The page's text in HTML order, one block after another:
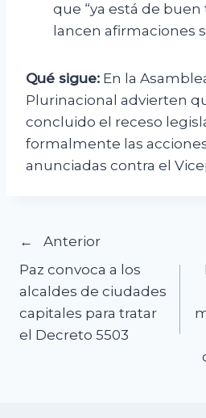
que “ya está de
lancen afirmaciones
Qué sigue: En la
Plurinacional advierten
concluido el receso
formalmente las
anunciadas contra el
Navegación
de
entradas
Anterior
Paz convoca a los
alcaldes de ciudades
capitales para tratar
el Decreto 5503